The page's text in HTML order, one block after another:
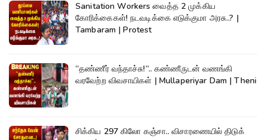
Sanitation Workers வைத்த 2 முக்கிய
கோரிக்கைகள்! நடவடிக்கை எடுக்குமா அரசு..? |
Tambaram | Protest
“தண்ணீர் வந்தாச்சு!”.. கண்ணீருடன் வணங்கி
வரவேற்ற விவசாயிகள் | Mullaperiyar Dam | Theni
சிக்கிய 297 கிலோ கஞ்சா.. விசாரணையில் திடுக்